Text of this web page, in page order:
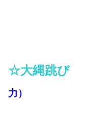
☆大縄跳び
力）